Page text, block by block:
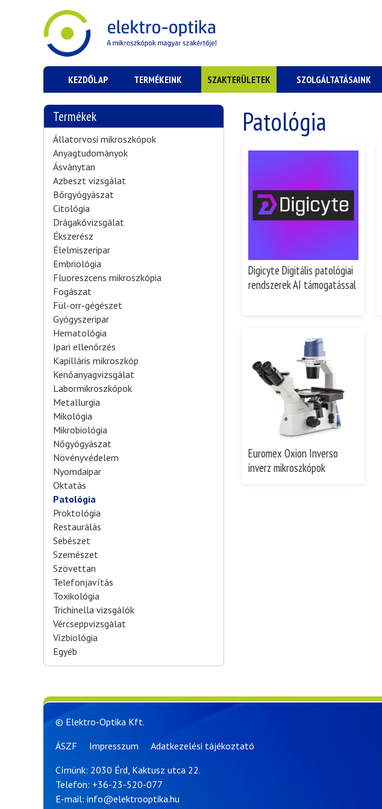
KEZDŐLAP TERMÉKEINK SZAKTERÜLETEK SZOLGÁLTATÁSAINK
Termékek
Állatorvosi mikroszkópok
Anyagtudományok
Ásványtan
Azbeszt vizsgálat
Bőrgyógyászat
Citológia
Drágakővizsgálat
Ékszerész
Élelmiszeripar
Embriológia
Fluoreszcens mikroszkópia
Fogászat
Fül-orr-gégészet
Gyógyszeripar
Hematológia
Ipari ellenőrzés
Kapilláris mikroszkóp
Kenőanyagvizsgálat
Labormikroszkópok
Metallurgia
Mikológia
Mikrobiológia
Nőgyógyászat
Növényvédelem
Nyomdaipar
Oktatás
Patológia
Proktológia
Restaurálás
Sebészet
Szemészet
Szövettan
Telefonjavítás
Toxikológia
Trichinella vizsgálók
Vércseppvizsgálat
Vízbiológia
Egyéb
Patológia
Digicyte Digitális patológiai
rendszerek AI támogatással
Euromex Oxion Inverso
inverz mikroszkópok
© Elektro-Optika Kft.
ÁSZF
Impresszum
Adatkezelési tájékoztató
Címünk: 2030 Érd, Kaktusz utca 22.
Telefon: +36-23-520-077
E-mail: info@elektrooptika.hu